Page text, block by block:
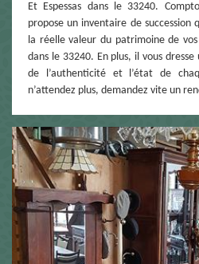
Et Espessas dans le 33240.
propose un inventaire de
la réelle valeur du patrimoine de vos
dans le 33240. En plus, il vous
de l’authenticité et l’état de
n’attendez plus, demandez vite un